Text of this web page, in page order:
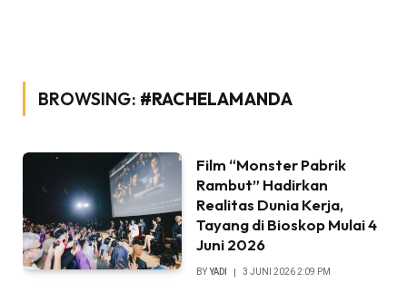
BROWSING: #RACHELAMANDA
Film “Monster Pabrik
Rambut” Hadirkan
Realitas Dunia Kerja,
Tayang di Bioskop Mulai 4
Juni 2026
BYYADI 3 JUNI 2026 2:09 PM